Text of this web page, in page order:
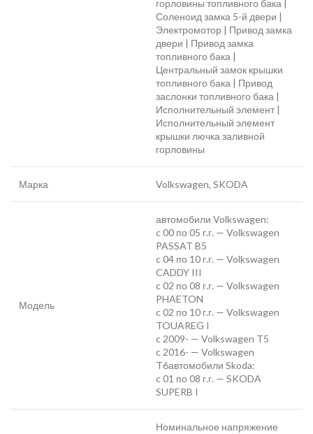
горловины топливного бака |
Соленоид замка 5-й двери |
Электромотор | Привод замка
двери | Привод замка
топливного бака |
Центральный замок крышки
топливного бака | Привод
заслонки топливного бака |
Исполнительный элемент |
Исполнительный элемент
крышки лючка заливной
горловины
Марка Volkswagen, SKODA
Модель
автомобили Volkswagen:
c 00 по 05 г.г. — Volkswagen
PASSAT B5
c 04 по 10 г.г. — Volkswagen
CADDY III
c 02 по 08 г.г. — Volkswagen
PHAETON
c 02 по 10 г.г. — Volkswagen
TOUAREG I
c 2009- — Volkswagen T5
c 2016- — Volkswagen
T6автомобили Skoda:
c 01 по 08 г.г. — SKODA
SUPERB I
Номинальное напряжение